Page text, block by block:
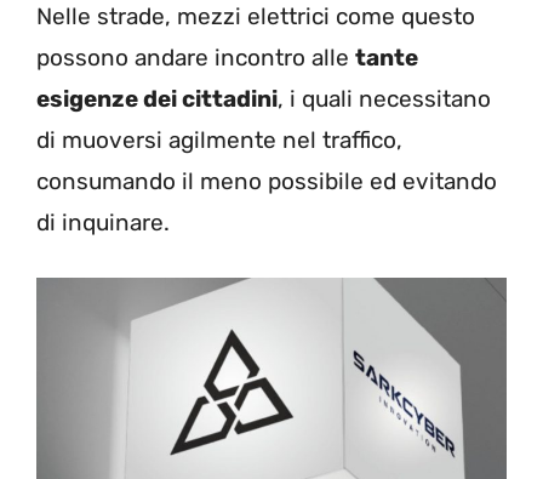
Nelle strade, mezzi elettrici come questo
possono andare incontro alle tante
esigenze dei cittadini, i quali necessitano
di muoversi agilmente nel traffico,
consumando il meno possibile ed evitando
di inquinare.